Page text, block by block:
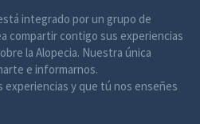
integrado por un grupo de
compartir contigo sus experiencias
la Alopecia. Nuestra única
e informarnos.
experiencias y que tú nos enseñes